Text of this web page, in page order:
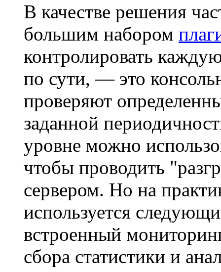
В качестве решения
большим набором
контролировать
по сути, — это
проверяют
заданной
уровне можно
чтобы проводить
сервером. Но на
используется
встроенный
сбора статистики и